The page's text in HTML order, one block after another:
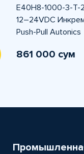
E40H8-1000-3-T-
12–24VDC
Push-Pull Autonics
861 000 сум